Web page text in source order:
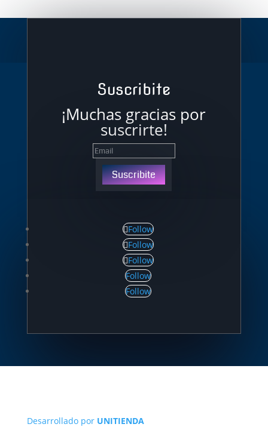
Suscribite
¡Muchas gracias por
suscrirte!
Suscribite
Follow
Follow
Follow
Follow
Follow
Desarrollado por UNITIENDA